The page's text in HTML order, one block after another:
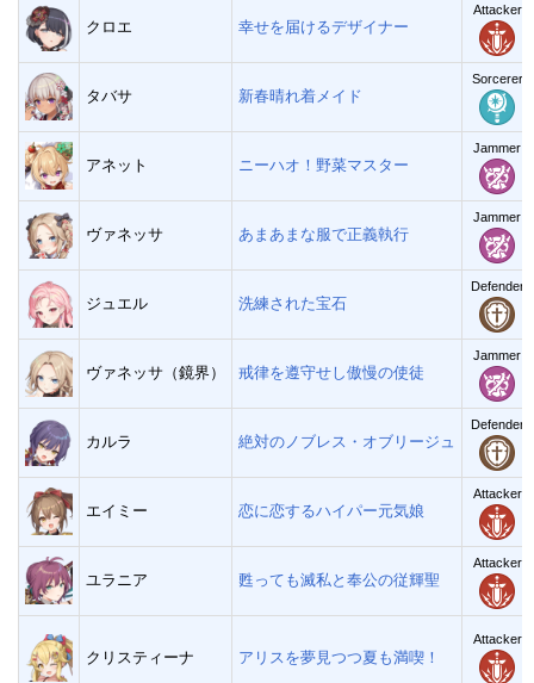
クロエ 幸せを届けるデザイナー
Attacker
タバサ 新春晴れ着メイド
Sorcerer
アネット ニーハオ！野菜マスター
Jammer
ヴァネッサ あまあまな服で正義執行
Jammer
ジュエル 洗練された宝石
Defender
ヴァネッサ（鏡界） 戒律を遵守せし傲慢の使徒
Jammer
カルラ 絶対のノブレス・オブリージュ
Defender
エイミー 恋に恋するハイパー元気娘
Attacker
ユラニア 甦っても滅私と奉公の従輝聖
Attacker
クリスティーナ アリスを夢見つつ夏も満喫！
Attacker